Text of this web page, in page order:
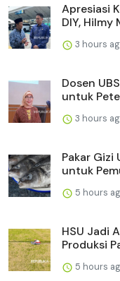
Apresiasi
DIY, Hilmy
3 hours
Dosen
untuk
3 hours
Pakar Gizi
untuk
5 hours
HSU Jadi
Produksi
5 hours